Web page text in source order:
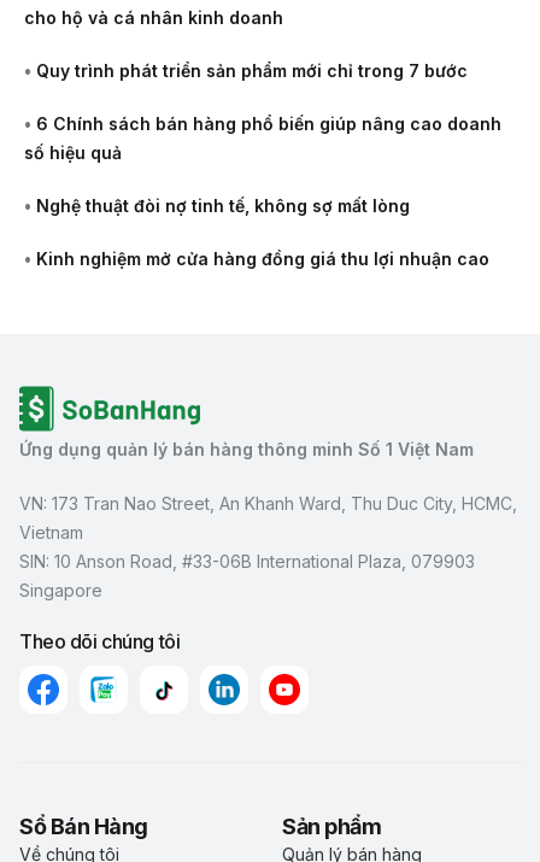
cho hộ và cá nhân kinh doanh
• Quy trình phát triển sản phẩm mới chỉ trong 7 bước
• 6 Chính sách bán hàng phổ biến giúp nâng cao doanh
số hiệu quả
• Nghệ thuật đòi nợ tinh tế, không sợ mất lòng
• Kinh nghiệm mở cửa hàng đồng giá thu lợi nhuận cao
Ứng dụng quản lý bán hàng thông minh Số 1 Việt Nam
VN: 173 Tran Nao Street, An Khanh Ward, Thu Duc City, HCMC,
Vietnam
SIN: 10 Anson Road, #33-06B International Plaza, 079903
Singapore
Theo dõi chúng tôi
Sổ Bán Hàng
Về chúng tôi
Sản phẩm
Quản lý bán hàng